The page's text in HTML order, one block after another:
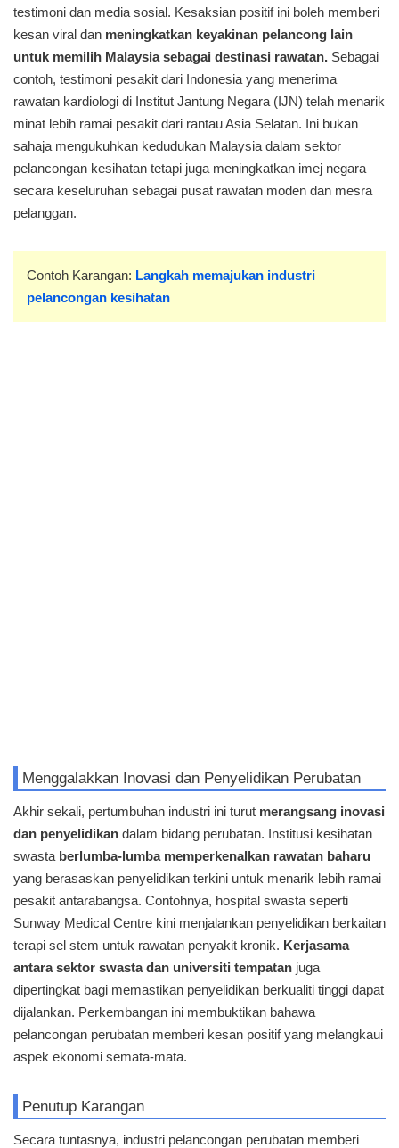
testimoni dan media sosial. Kesaksian positif ini boleh memberi
kesan viral dan meningkatkan keyakinan pelancong lain
untuk memilih Malaysia sebagai destinasi rawatan. Sebagai
contoh, testimoni pesakit dari Indonesia yang menerima
rawatan kardiologi di Institut Jantung Negara (IJN) telah menarik
minat lebih ramai pesakit dari rantau Asia Selatan. Ini bukan
sahaja mengukuhkan kedudukan Malaysia dalam sektor
pelancongan kesihatan tetapi juga meningkatkan imej negara
secara keseluruhan sebagai pusat rawatan moden dan mesra
pelanggan.
Contoh Karangan: Langkah memajukan industri
pelancongan kesihatan
Menggalakkan Inovasi dan Penyelidikan Perubatan
Akhir sekali, pertumbuhan industri ini turut merangsang inovasi
dan penyelidikan dalam bidang perubatan. Institusi kesihatan
swasta berlumba-lumba memperkenalkan rawatan baharu
yang berasaskan penyelidikan terkini untuk menarik lebih ramai
pesakit antarabangsa. Contohnya, hospital swasta seperti
Sunway Medical Centre kini menjalankan penyelidikan berkaitan
terapi sel stem untuk rawatan penyakit kronik. Kerjasama
antara sektor swasta dan universiti tempatan juga
dipertingkat bagi memastikan penyelidikan berkualiti tinggi dapat
dijalankan. Perkembangan ini membuktikan bahawa
pelancongan perubatan memberi kesan positif yang melangkaui
aspek ekonomi semata-mata.
Penutup Karangan
Secara tuntasnya, industri pelancongan perubatan memberi